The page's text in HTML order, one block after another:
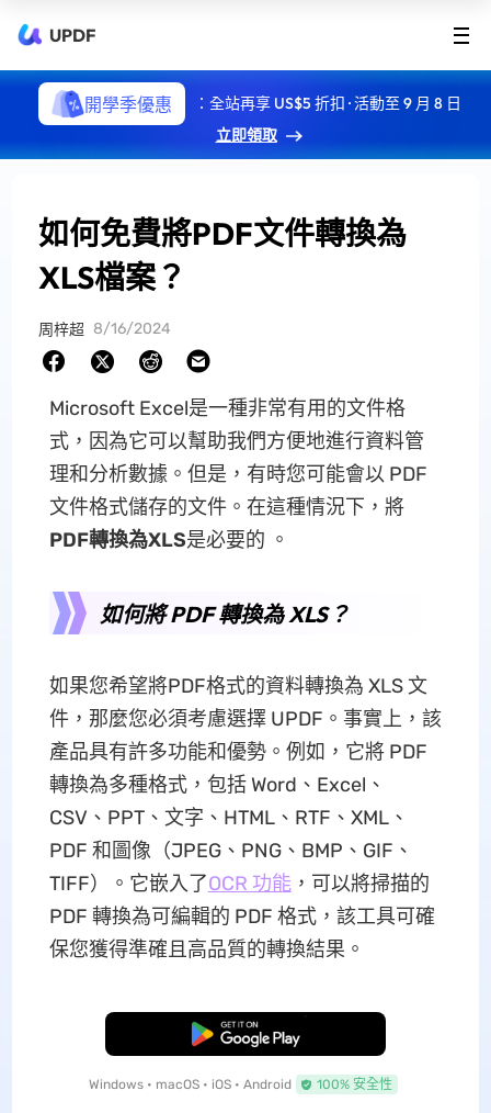
UPDF
開學季優惠
：全站再享 US$5 折扣 · 活動至 9 月 8 日
立即領取
如何免費將PDF文件轉換為
XLS檔案？
周梓超 8/16/2024
Microsoft Excel是一種非常有用的文件格
式，因為它可以幫助我們方便地進行資料管
理和分析數據。但是，有時您可能會以 PDF
文件格式儲存的文件。在這種情況下，將
PDF轉換為XLS是必要的 。
如何將 PDF 轉換為 XLS？
如果您希望將PDF格式的資料轉換為 XLS 文
件，那麼您必須考慮選擇 UPDF。事實上，該
產品具有許多功能和優勢。例如，它將 PDF
轉換為多種格式，包括 Word、Excel、
CSV、PPT、文字、HTML、RTF、XML、
PDF 和圖像（JPEG、PNG、BMP、GIF、
TIFF）。它嵌入了OCR 功能，可以將掃描的
PDF 轉換為可編輯的 PDF 格式，該工具可確
保您獲得準確且高品質的轉換結果。
免費下載
Windows • macOS • iOS • Android 100% 安全性